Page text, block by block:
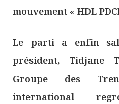
mouvement « HDL
Le parti a enfin
président, Tidjane
Groupe des
international